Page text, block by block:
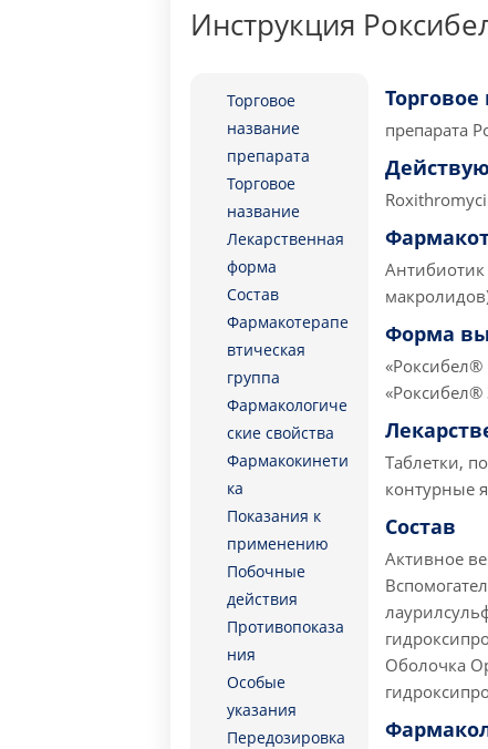
Инструкция
Торговое
название
препарата
Торговое
название
Лекарственная
форма
Состав
Фармакотерапе
втическая
группа
Фармакологиче
ские свойства
Фармакокинети
ка
Показания к
применению
Побочные
действия
Противопоказа
ния
Особые
указания
Передозировка
препарата
Антибиотик
Форма
Таблетки,
контурные
Состав
Активное
Оболочка